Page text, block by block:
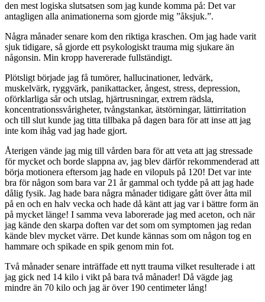
den mest logiska slutsatsen som jag kunde komma på: Det var
antagligen alla animationerna som gjorde mig ”åksjuk.”.
Några månader senare kom den riktiga kraschen. Om jag hade varit
sjuk tidigare, så gjorde ett psykologiskt trauma mig sjukare än
någonsin. Min kropp havererade fullständigt.
Plötsligt började jag få tumörer, hallucinationer, ledvärk,
muskelvärk, ryggvärk, panikattacker, ångest, stress, depression,
oförklarliga sår och utslag, hjärtrusningar, extrem rädsla,
koncentrationssvårigheter, tvångstankar, ätstörningar, lättirritation
och till slut kunde jag titta tillbaka på dagen bara för att inse att jag
inte kom ihåg vad jag hade gjort.
Återigen vände jag mig till vården bara för att veta att jag stressade
för mycket och borde slappna av, jag blev därför rekommenderad att
börja motionera eftersom jag hade en vilopuls på 120! Det var inte
bra för någon som bara var 21 år gammal och tydde på att jag hade
dålig fysik. Jag hade bara några månader tidigare gått över åtta mil
på en och en halv vecka och hade då känt att jag var i bättre form än
på mycket länge! I samma veva laborerade jag med aceton, och när
jag kände den skarpa doften var det som om symptomen jag redan
kände blev mycket värre. Det kunde kännas som om någon tog en
hammare och spikade en spik genom min fot.
Två månader senare inträffade ett nytt trauma vilket resulterade i att
jag gick ned 14 kilo i vikt på bara två månader! Då vägde jag
mindre än 70 kilo och jag är över 190 centimeter lång!